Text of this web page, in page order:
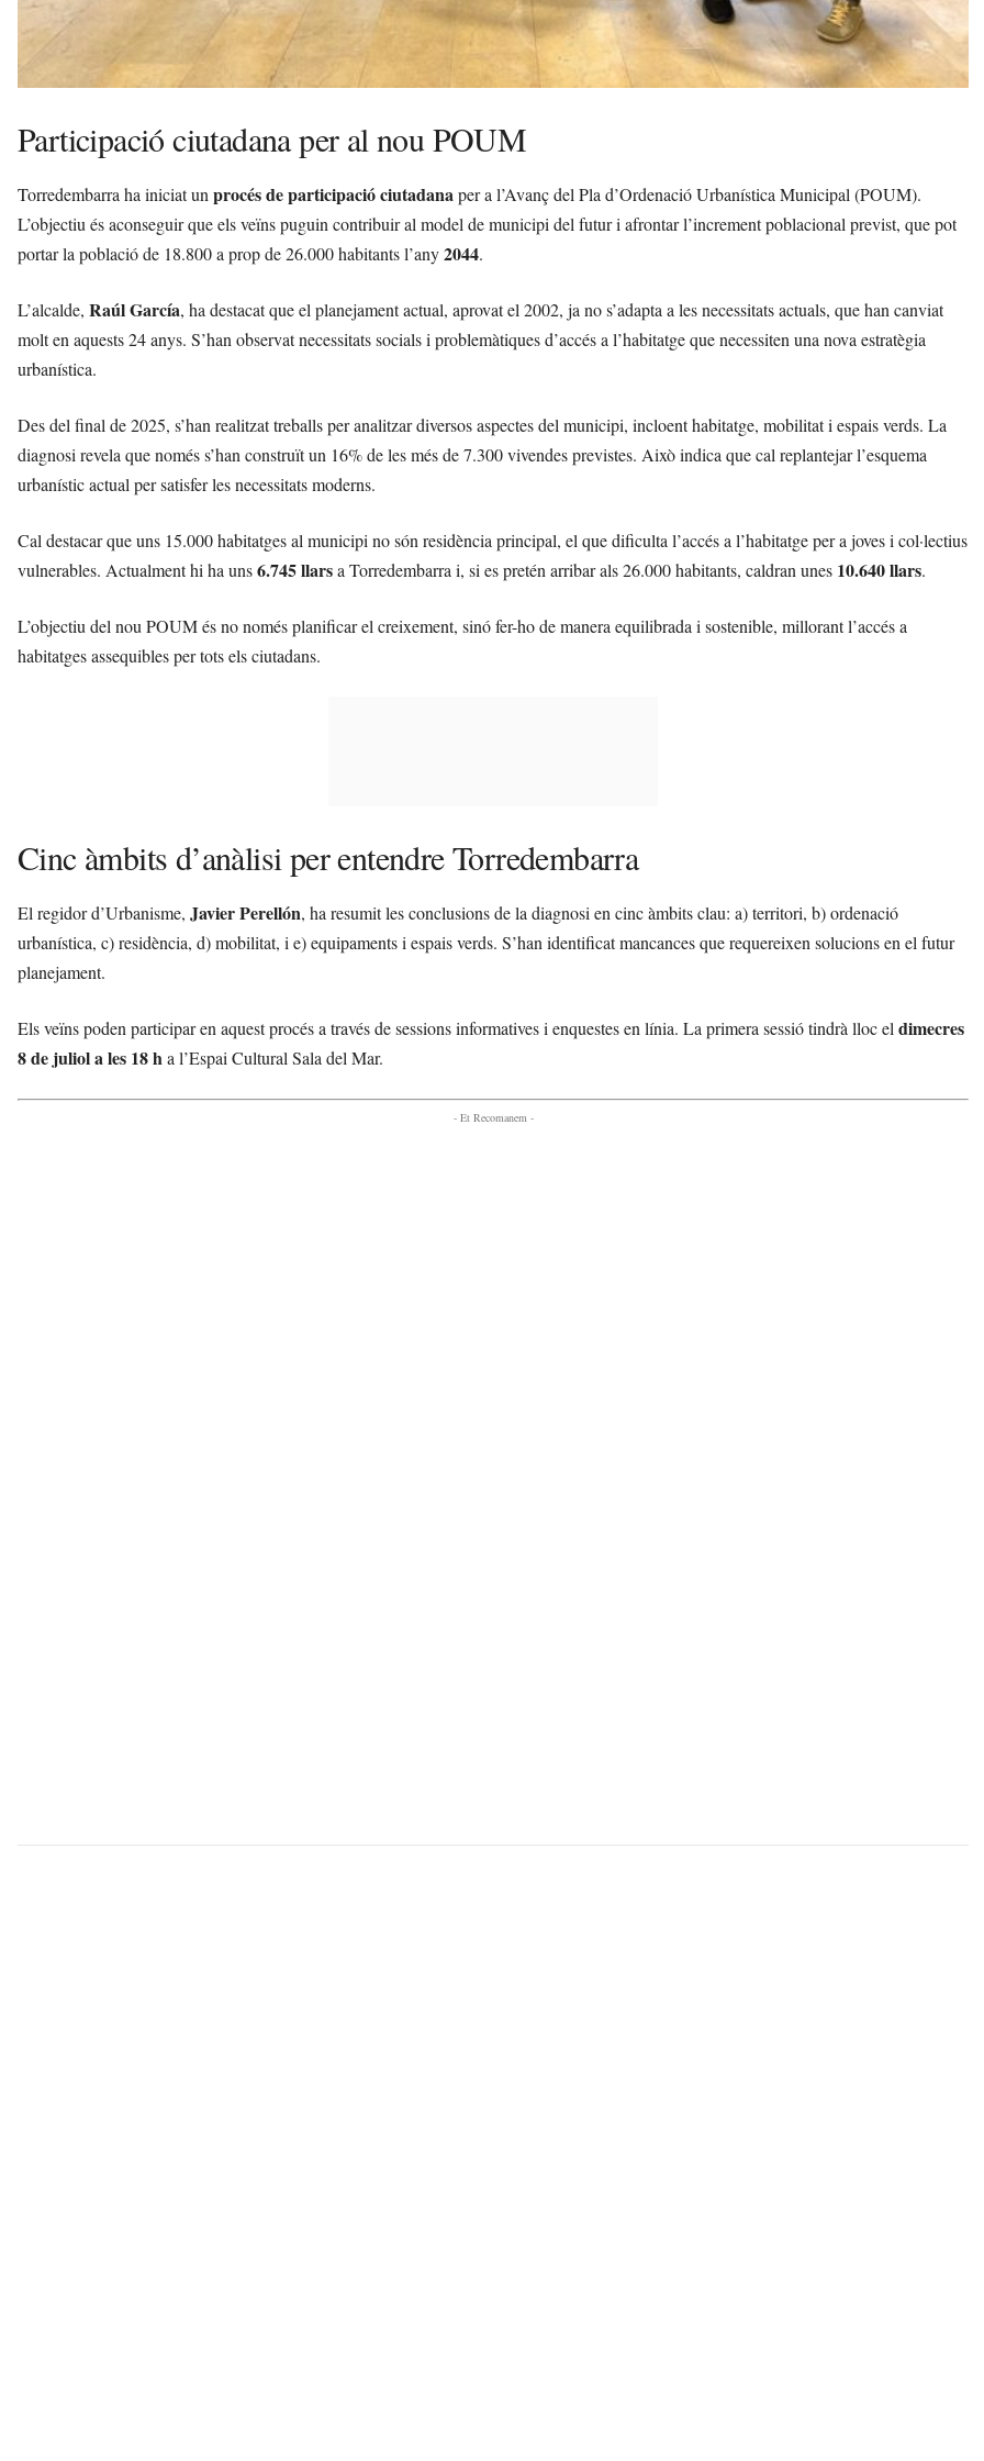
Participació ciutadana per al nou POUM
Torredembarra ha iniciat un procés de participació ciutadanaper a l’Avanç del Pla d’Ordenació Urbanística Municipal (POUM).
L’objectiu és aconseguir que els veïns puguin contribuir al model de municipi del futur i afrontar l’increment poblacional previst, que pot
portar la població de 18.800 a prop de 26.000 habitants l’any2044.
L’alcalde, Raúl García, ha destacat que el planejament actual, aprovat el 2002, ja no s’adapta a les necessitats actuals, que han canviat
molt en aquests 24 anys. S’han observat necessitats socials i problemàtiques d’accés a l’habitatge que necessiten una nova estratègia
urbanística.
Des del final de 2025, s’han realitzat treballs per analitzar diversos aspectes del municipi, incloent habitatge, mobilitat i espais verds. La
diagnosi revela que només s’han construït un 16% de les més de 7.300 vivendes previstes. Això indica que cal replantejar l’esquema
urbanístic actual per satisfer les necessitats moderns.
Cal destacar que uns 15.000 habitatges al municipi no són residència principal, el que dificulta l’accés a l’habitatge per a joves i col·lectius
vulnerables. Actualment hi ha uns6.745 llarsa Torredembarra i, si es pretén arribar als 26.000 habitants, caldran unes 10.640 llars.
L’objectiu del nou POUM és no només planificar el creixement, sinó fer-ho de manera equilibrada i sostenible, millorant l’accés a
habitatges assequibles per tots els ciutadans.
Cinc àmbits d’anàlisi per entendre Torredembarra
El regidor d’Urbanisme, Javier Perellón, ha resumit les conclusions de la diagnosi en cinc àmbits clau: a) territori, b) ordenació
urbanística, c) residència, d) mobilitat, i e) equipaments i espais verds. S’han identificat mancances que requereixen solucions en el futur
planejament.
Els veïns poden participar en aquest procés a través de sessions informatives i enquestes en línia. La primera sessió tindrà lloc el dimecres
8 de juliol a les 18 ha l’Espai Cultural Sala del Mar.
- Et Recomanem -